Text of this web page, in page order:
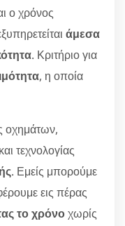
ο χρόνος
άμεσα
. Κριτήριο για
, η οποία
οχημάτων,
τεχνολογίας
. Εμείς μπορούμε
εις πέρας
το χρόνοχωρίς